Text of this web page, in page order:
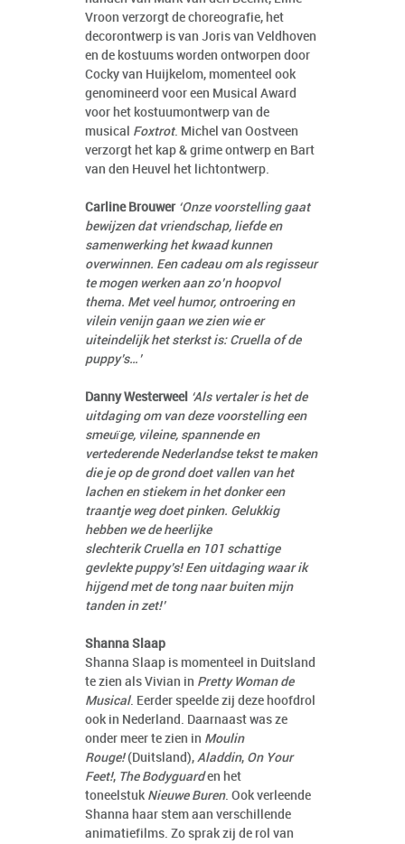
Vroon verzorgt de choreografie, het
decorontwerp is van Joris van Veldhoven
en de kostuums worden ontworpen door
Cocky van Huijkelom, momenteel ook
genomineerd voor een Musical Award
voor het kostuumontwerp van de
musical Foxtrot. Michel van Oostveen
verzorgt het kap & grime ontwerp en Bart
van den Heuvel het lichtontwerp.
Carline Brouwer ‘Onze voorstelling gaat
bewijzen dat vriendschap, liefde en
samenwerking het kwaad kunnen
overwinnen. Een cadeau om als regisseur
te mogen werken aan zo’n hoopvol
thema. Met veel humor, ontroering en
vilein venijn gaan we zien wie er
uiteindelijk het sterkst is: Cruella of de
puppy’s…’
Danny Westerweel ‘Als vertaler is het de
uitdaging om van deze voorstelling een
smeuïge, vileine, spannende en
vertederende Nederlandse tekst te maken
die je op de grond doet vallen van het
lachen en stiekem in het donker een
traantje weg doet pinken. Gelukkig
hebben we de heerlijke
slechterik Cruella en 101 schattige
gevlekte puppy’s! Een uitdaging waar ik
hijgend met de tong naar buiten mijn
tanden in zet!’
Shanna Slaap
Shanna Slaap is momenteel in Duitsland
te zien als Vivian in Pretty Woman de
Musical. Eerder speelde zij deze hoofdrol
ook in Nederland. Daarnaast was ze
onder meer te zien in Moulin
Rouge!(Duitsland), Aladdin, On Your
Feet!, The Bodyguarden het
toneelstuk Nieuwe Buren. Ook verleende
Shanna haar stem aan verschillende
animatiefilms. Zo sprak zij de rol van